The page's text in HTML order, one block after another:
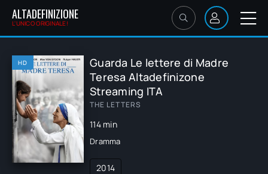
ALTADEFINIZIONE
L'UNICO ORIGINALE!
HD
Guarda Le lettere di Madre
Teresa Altadefinizone
Streaming ITA
THE LETTERS
114 min
Dramma
2014